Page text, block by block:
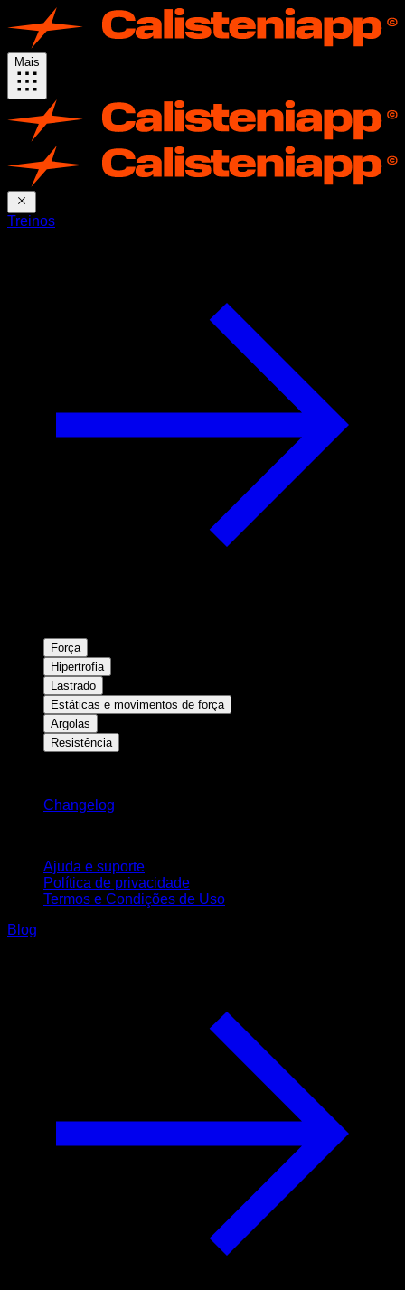
Mais
Treinos
Força
Hipertrofia
Lastrado
Estáticas e movimentos de força
Argolas
Resistência
Changelog
Ajuda e suporte
Política de privacidade
Termos e Condições de Uso
Blog